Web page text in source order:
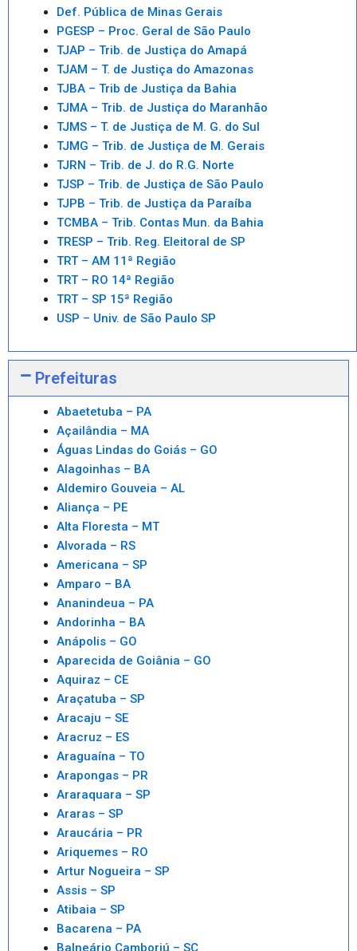
Def. Pública de Minas Gerais
PGESP – Proc. Geral de São Paulo
TJAP – Trib. de Justiça do Amapá
TJAM – T. de Justiça do Amazonas
TJBA – Trib de Justiça da Bahia
TJMA – Trib. de Justiça do Maranhão
TJMS – T. de Justiça de M. G. do Sul
TJMG – Trib. de Justiça de M. Gerais
TJRN – Trib. de J. do R.G. Norte
TJSP – Trib. de Justiça de São Paulo
TJPB – Trib. de Justiça da Paraíba
TCMBA – Trib. Contas Mun. da Bahia
TRESP – Trib. Reg. Eleitoral de SP
TRT – AM 11ª Região
TRT – RO 14ª Região
TRT – SP 15ª Região
USP – Univ. de São Paulo SP
Prefeituras
Abaetetuba – PA
Açailândia – MA
Águas Lindas do Goiás – GO
Alagoinhas – BA
Aldemiro Gouveia – AL
Aliança – PE
Alta Floresta – MT
Alvorada – RS
Americana – SP
Amparo – BA
Ananindeua – PA
Andorinha – BA
Anápolis – GO
Aparecida de Goiânia – GO
Aquiraz – CE
Araçatuba – SP
Aracaju – SE
Aracruz – ES
Araguaína – TO
Arapongas – PR
Araraquara – SP
Araras – SP
Araucária – PR
Ariquemes – RO
Artur Nogueira – SP
Assis – SP
Atibaia – SP
Bacarena – PA
Balneário Camboriú – SC